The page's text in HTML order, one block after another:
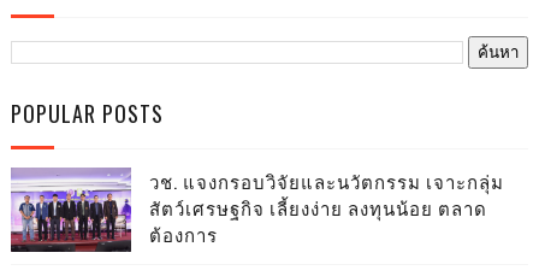
POPULAR POSTS
วช. แจงกรอบวิจัยและนวัตกรรม เจาะกลุ่ม
สัตว์เศรษฐกิจ เลี้ยงง่าย ลงทุนน้อย ตลาด
ต้องการ